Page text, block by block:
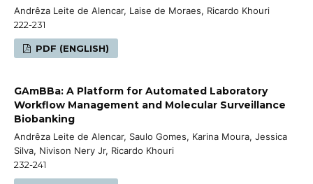
Andrêza Leite de Alencar, Laise de Moraes, Ricardo Khouri
222-231
PDF (ENGLISH)
GAmBBa: A Platform for Automated Laboratory
Workflow Management and Molecular Surveillance
Biobanking
Andrêza Leite de Alencar, Saulo Gomes, Karina Moura, Jessica
Silva, Nivison Nery Jr, Ricardo Khouri
232-241